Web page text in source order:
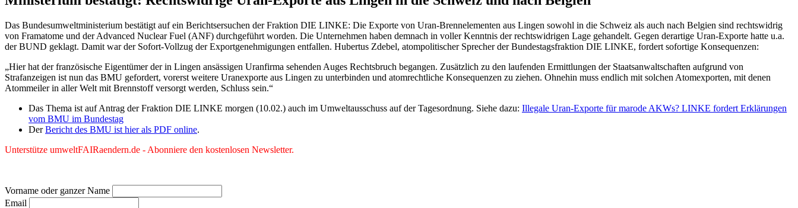
Das Bundesumweltministerium bestätigt auf ein Berichtsersuchen der Fraktion DIE LINKE: Die Exporte von Uran-Brennelementen aus Lingen sowohl in die Schweiz als auch nach Belgien sind rechtswidrig
von Framatome und der Advanced Nuclear Fuel (ANF) durchgeführt worden. Die Unternehmen haben demnach in voller Kenntnis der rechtswidrigen Lage gehandelt. Gegen derartige Uran-Exporte hatte u.a.
der BUND geklagt. Damit war der Sofort-Vollzug der Exportgenehmigungen entfallen. Hubertus Zdebel, atompolitischer Sprecher der Bundestagsfraktion DIE LINKE, fordert sofortige Konsequenzen:
„Hier hat der französische Eigentümer der in Lingen ansässigen Uranfirma sehenden Auges Rechtsbruch begangen. Zusätzlich zu den laufenden Ermittlungen der Staatsanwaltschaften aufgrund von
Strafanzeigen ist nun das BMU gefordert, vorerst weitere Uranexporte aus Lingen zu unterbinden und atomrechtliche Konsequenzen zu ziehen. Ohnehin muss endlich mit solchen Atomexporten, mit denen
Atommeiler in aller Welt mit Brennstoff versorgt werden, Schluss sein.“
Das Thema ist auf Antrag der Fraktion DIE LINKE morgen (10.02.) auch im Umweltausschuss auf der Tagesordnung. Siehe dazu: Illegale Uran-Exporte für marode AKWs? LINKE fordert Erklärungen
vom BMU im Bundestag
DerBericht des BMU ist hier als PDF online.
Unterstütze umweltFAIRaendern.de - Abonniere den kostenlosen Newsletter.
Vorname oder ganzer Name
Email